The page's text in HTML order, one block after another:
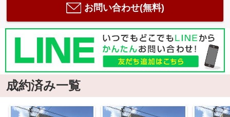
お問い合わせ(無料)
成約済み一覧